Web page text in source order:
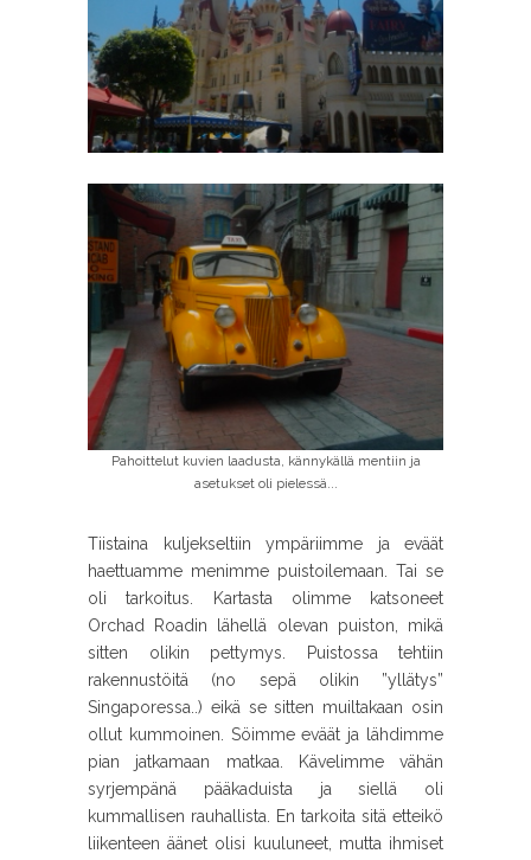
Pahoittelut kuvien laadusta, kännykällä mentiin ja
asetukset oli pielessä...
Tiistaina kuljekseltiin ympäriimme ja eväät
haettuamme menimme puistoilemaan. Tai se
oli tarkoitus. Kartasta olimme katsoneet
Orchad Roadin lähellä olevan puiston, mikä
sitten olikin pettymys. Puistossa tehtiin
rakennustöitä (no sepä olikin ”yllätys”
Singaporessa..) eikä se sitten muiltakaan osin
ollut kummoinen. Söimme eväät ja lähdimme
pian jatkamaan matkaa. Kävelimme vähän
syrjempänä pääkaduista ja siellä oli
kummallisen rauhallista. En tarkoita sitä etteikö
liikenteen äänet olisi kuuluneet, mutta ihmiset